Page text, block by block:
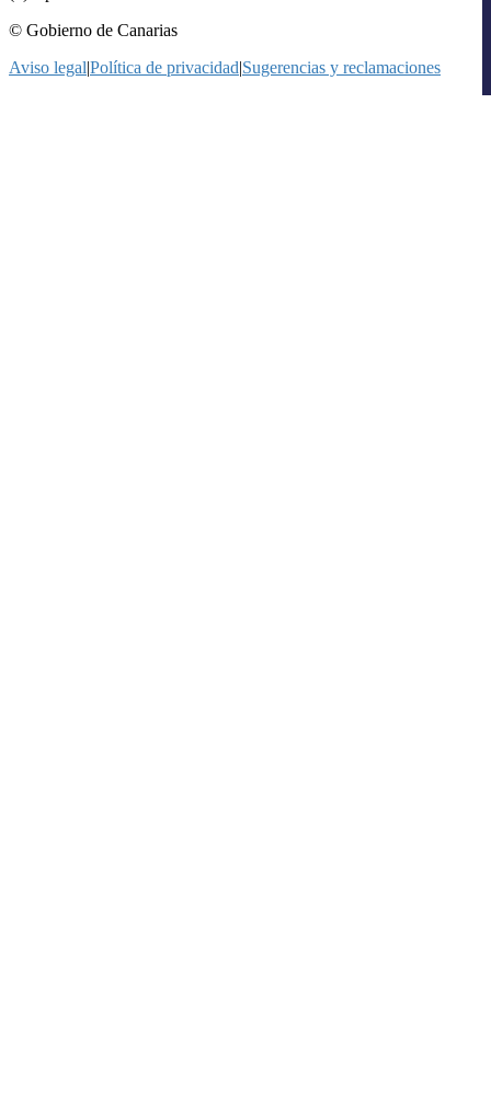
© Gobierno de Canarias
Aviso legal|Política de privacidad|Sugerencias y reclamaciones